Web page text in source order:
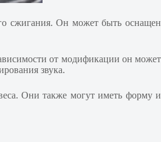
сжигания. Он может быть оснащен
от модификации он может
звука.
Они также могут иметь форму и